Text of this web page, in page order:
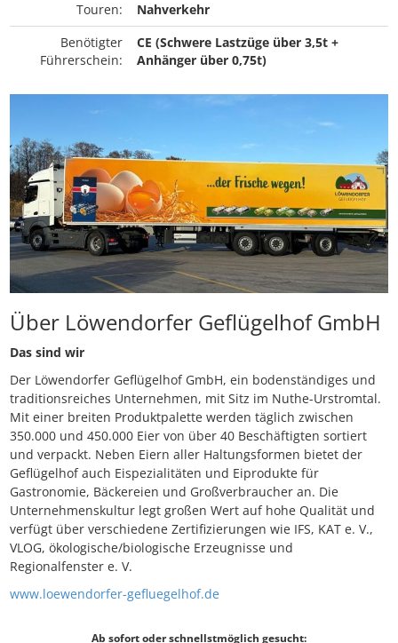
Touren:
Nahverkehr
Benötigter
Führerschein:
CE (Schwere Lastzüge über 3,5t +
Anhänger über 0,75t)
Über Löwendorfer Geflügelhof GmbH
Das sind wir
Der Löwendorfer Geflügelhof GmbH, ein bodenständiges und
traditionsreiches Unternehmen, mit Sitz im Nuthe-Urstromtal.
Mit einer breiten Produktpalette werden täglich zwischen
350.000 und 450.000 Eier von über 40 Beschäftigten sortiert
und verpackt. Neben Eiern aller Haltungsformen bietet der
Geflügelhof auch Eispezialitäten und Eiprodukte für
Gastronomie, Bäckereien und Großverbraucher an. Die
Unternehmenskultur legt großen Wert auf hohe Qualität und
verfügt über verschiedene Zertifizierungen wie IFS, KAT e. V.,
VLOG, ökologische/biologische Erzeugnisse und
Regionalfenster e. V.
www.loewendorfer-gefluegelhof.de
Ab sofort oder schnellstmöglich gesucht: